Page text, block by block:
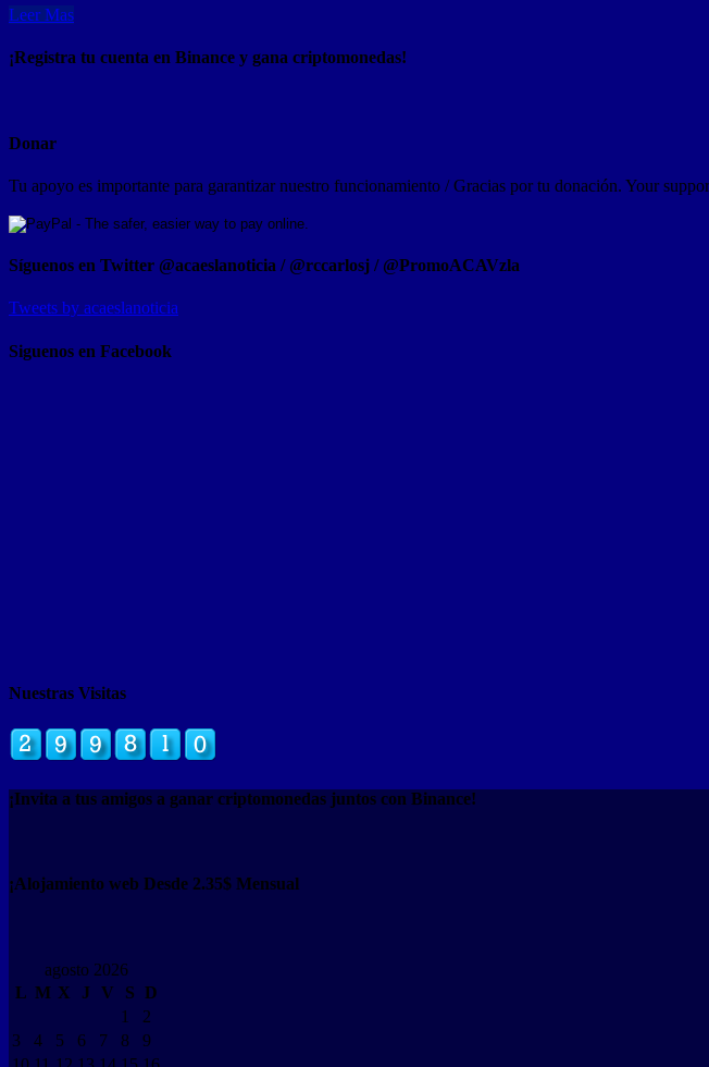
Leer Mas
¡Registra tu cuenta en Binance y gana criptomonedas!
Donar
Tu apoyo es importante para garantizar nuestro funcionamiento / Gracias por tu donación. Your
Síguenos en Twitter @acaeslanoticia / @rccarlosj / @PromoACAVzla
Tweets by acaeslanoticia
Siguenos en Facebook
Nuestras Visitas
¡Invita a tus amigos a ganar criptomonedas juntos con Binance!
¡Alojamiento web Desde 2.35$ Mensual
agosto 2026
L M X J V S D
1
2
3
4 5 6 7 8
9